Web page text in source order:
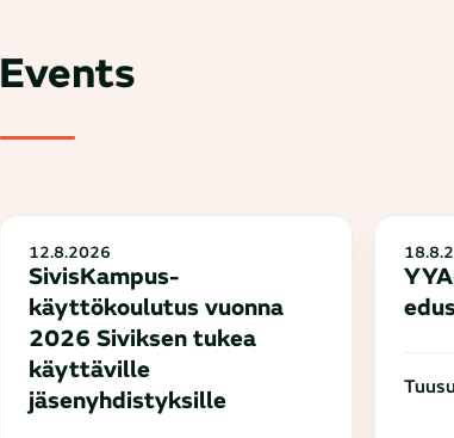
Events
12.8.2026
SivisKampus-
käyttökoulutus vuonna
2026 Siviksen tukea
käyttäville
jäsenyhdistyksille